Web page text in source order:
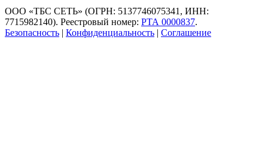
ООО «ТБС СЕТЬ» (ОГРН: 5137746075341, ИНН:
7715982140). Реестровый номер: РТА 0000837.
Безопасность | Конфиденциальность | Соглашение